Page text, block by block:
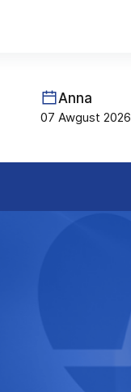
Anna
07 Awgust 2026